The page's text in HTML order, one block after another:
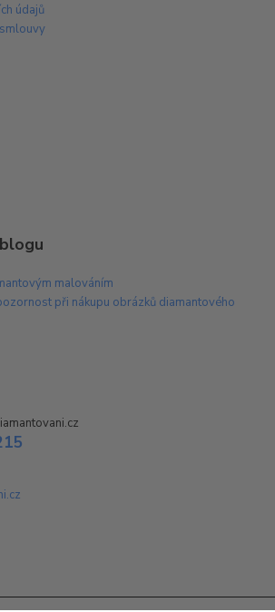
údajů
malováním
při nákupu obrázků diamantového